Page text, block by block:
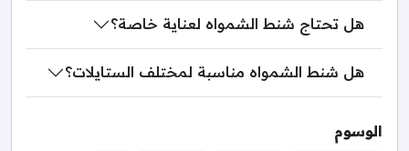
هل تحتاج شنط الشمواه لعناية خاصة؟
هل شنط الشمواه مناسبة لمختلف الستايلات؟
الوسوم